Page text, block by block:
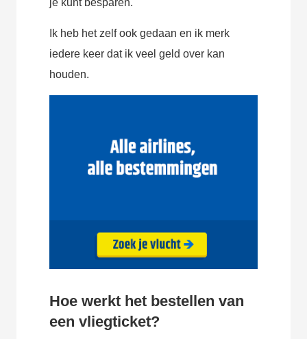
je kunt besparen.
Ik heb het zelf ook gedaan en ik merk
iedere keer dat ik veel geld over kan
houden.
Hoe werkt het bestellen van
een vliegticket?